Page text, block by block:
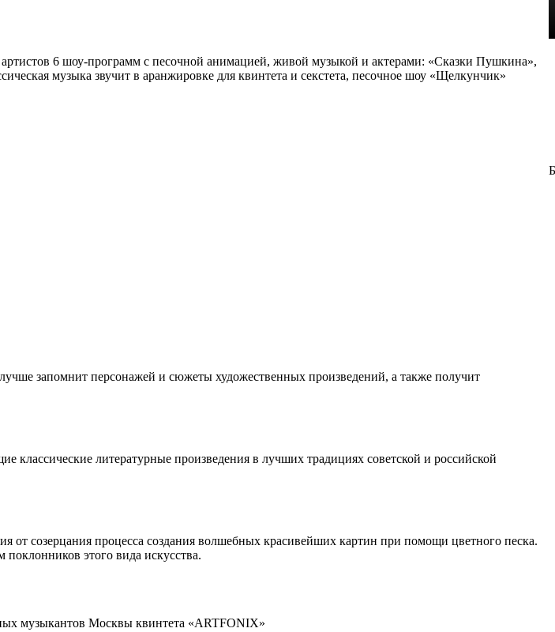
6 шоу-программ с песочной анимацией, живой музыкой и актерами: «Сказки Пушкина»,
музыка звучит в аранжировке для квинтета и секстета, песочное шоу «Щелкунчик»
запомнит персонажей и сюжеты художественных произведений, а также получит
литературные произведения в лучших традициях советской и российской
от созерцания процесса создания волшебных красивейших картин при помощи цветного песка.
этого вида искусства.
музыкантов Москвы квинтета «ARTFONIX»